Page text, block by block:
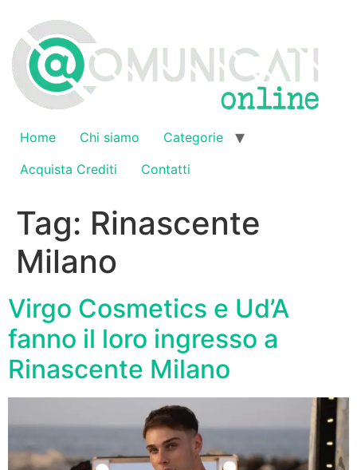
contenuto
Home Chi siamo
Categorie
Acquista Crediti
Contatti
Tag: Rinascente
Milano
Virgo Cosmetics e Ud’A
fanno il loro ingresso a
Rinascente Milano